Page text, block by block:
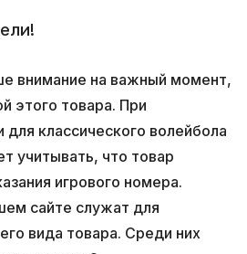
внимание на важный момент,
этого товара. При
классического волейбола
учитывать, что товар
игрового номера.
сайте служат для
вида товара. Среди них